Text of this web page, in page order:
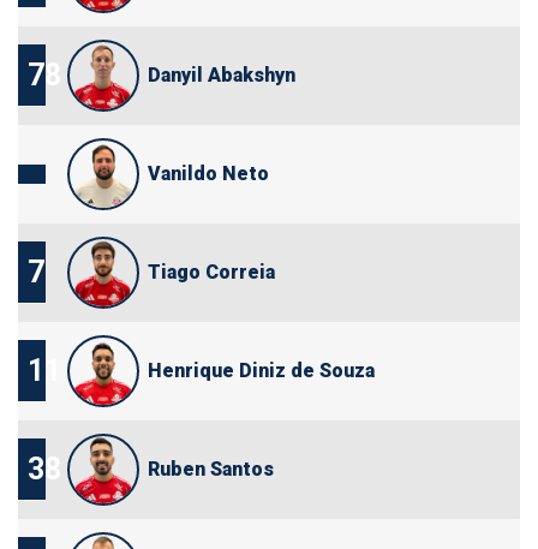
78 Danyil Abakshyn
Vanildo Neto
7 Tiago Correia
11 Henrique Diniz de Souza
38 Ruben Santos